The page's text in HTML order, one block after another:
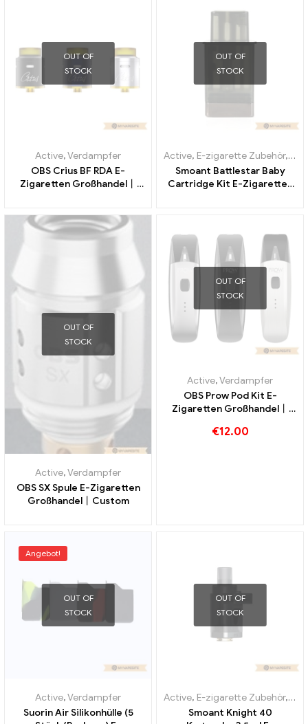
OUT OF
STOCK
Active,Verdampfer
OBS Crius BF RDA E-
Zigaretten Großhandel丨
OUT OF
STOCK
Active, E-zigarette Zubehör,
Smoant Battlestar Baby
Cartridge Kit E-Zigaretten
OUT OF
STOCK
Active,Verdampfer
OBS SX Spule E-Zigaretten
Großhandel丨Custom
OUT OF
STOCK
Active,Verdampfer
OBS Prow Pod Kit E-
Zigaretten Großhandel丨
€12.00
Angebot!
OUT OF
STOCK
Active,Verdampfer
Suorin Air Silikonhülle (5
OUT OF
STOCK
Active, E-zigarette Zubehör,
Smoant Knight 40